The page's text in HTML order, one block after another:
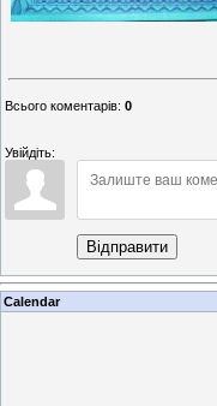
Всього коментарів: 0
Увійдіть:
Відправити
Calendar